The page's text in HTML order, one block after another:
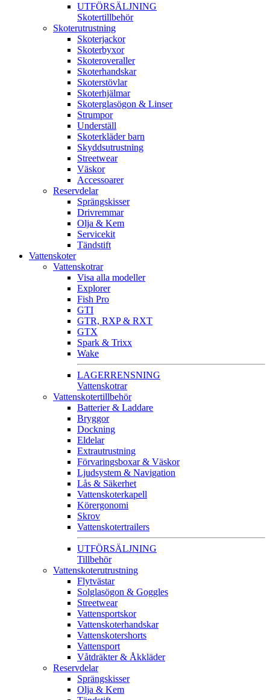
UTFÖRSÄLJNING
Skotertillbehör
Skoterutrustning
Skoterjackor
Skoterbyxor
Skoteroveraller
Skoterhandskar
Skoterstövlar
Skoterhjälmar
Skoterglasögon & Linser
Strumpor
Underställ
Skoterkläder barn
Skyddsutrustning
Streetwear
Väskor
Accessoarer
Reservdelar
Sprängskisser
Drivremmar
Olja & Kem
Servicekit
Tändstift
Vattenskoter
Vattenskotrar
Visa alla modeller
Explorer
Fish Pro
GTI
GTR, RXP & RXT
GTX
Spark & Trixx
Wake
LAGERRENSNING
Vattenskotrar
Vattenskotertillbehör
Batterier & Laddare
Bryggor
Dockning
Eldelar
Extrautrustning
Förvaringsboxar & Väskor
Ljudsystem & Navigation
Lås & Säkerhet
Vattenskoterkapell
Körergonomi
Skrov
Vattenskotertrailers
UTFÖRSÄLJNING
Tillbehör
Vattenskoterutrustning
Flytvästar
Solglasögon & Goggles
Streetwear
Vattensportskor
Vattenskoterhandskar
Vattenskotershorts
Vattensport
Våtdräkter & Åkkläder
Reservdelar
Sprängskisser
Olja & Kem